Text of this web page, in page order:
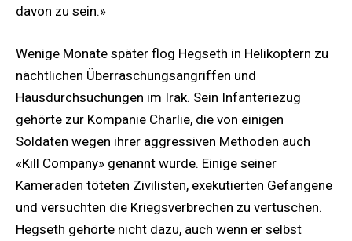
davon zu sein.»
Wenige Monate später flog Hegseth in Helikoptern zu
nächtlichen Überraschungsangriffen und
Hausdurchsuchungen im Irak. Sein Infanteriezug
gehörte zur Kompanie Charlie, die von einigen
Soldaten wegen ihrer aggressiven Methoden auch
«Kill Company» genannt wurde. Einige seiner
Kameraden töteten Zivilisten, exekutierten Gefangene
und versuchten die Kriegsverbrechen zu vertuschen.
Hegseth gehörte nicht dazu, auch wenn er selbst